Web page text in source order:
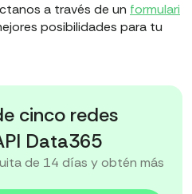
menudo optan por APIs
ventajas como:
la mayoría de los casos
desarrolladores con
y documentación clara.
a través de un formulari
posibilidades para tu
cinco redes
Data365
de 14 días y obtén más